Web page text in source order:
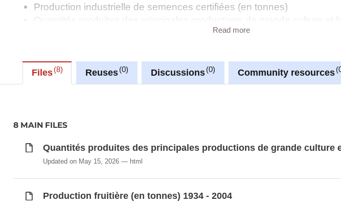
Production industrielle de semences certifiées (en tonnes)
Quantités produites des principales productions de grande culture et
Synchronisé automatiquement depuis labase de données LUSTAT
Read more
Files 8 Reuses 0 Discussions 0 Community resources
8 MAIN FILES
Quantités produites des principales productions de grande culture
Updated on May 15, 2026 html
Production fruitière (en tonnes) 1934 - 2004